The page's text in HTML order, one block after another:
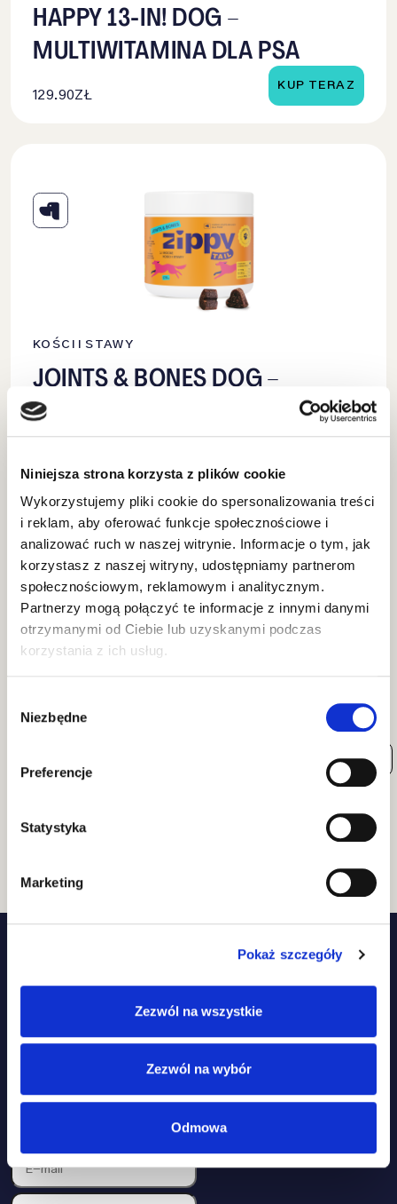
Niniejsza strona korzysta z plików cookie
Wykorzystujemy pliki cookie do spersonalizowania treści
i reklam, aby oferować funkcje społecznościowe i
analizować ruch w naszej witrynie. Informacje o tym, jak
korzystasz z naszej witryny, udostępniamy partnerom
społecznościowym, reklamowym i analitycznym.
Partnerzy mogą połączyć te informacje z innymi danymi
otrzymanymi od Ciebie lub uzyskanymi podczas
korzystania z ich usług.
zgody
Niezbędne
Preferencje
Statystyka
Marketing
Pokaż szczegóły
Zezwól na wszystkie
Zezwól na wybór
Odmowa
HAPPY 13-IN! DOG –
MULTIWITAMINA DLA PSA
129.90ZŁ
KUP TERAZ
KOŚCI I STAWY
JOINTS & BONES DOG –
SUPLEMENT NA STAWY I KOŚCI
DLA PSA
KUP TERAZ
FLEXI CAT – SUPLEMENT DLA
KUP TERAZ
DOŁĄCZ DO RODZINY ZIPPY TAIL I ZYSKAJ
WYJĄTKOWYCH PROMOCJI, PORAD I WSKAZÓWEK!